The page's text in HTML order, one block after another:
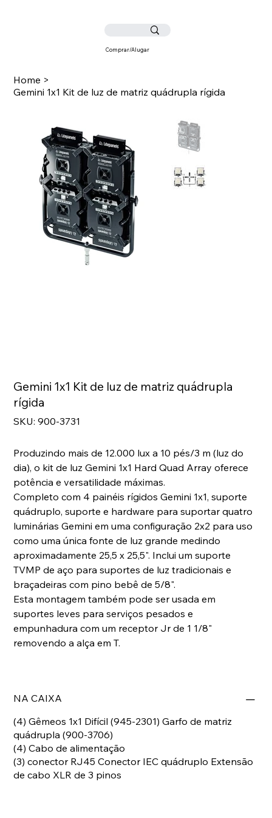
Comprar/Alugar
Home >
Gemini 1x1 Kit de luz de matriz quádrupla rígida
Gemini 1x1 Kit de luz de matriz quádrupla
rígida
SKU: SKU
900-
900-3731
Produzindo mais de 12.000 lux a 10 pés/3 m (luz do
dia), o kit de luz Gemini 1x1 Hard Quad Array oferece
potência e versatilidade máximas.
Completo com 4 painéis rígidos Gemini 1x1, suporte
quádruplo, suporte e hardware para suportar quatro
luminárias Gemini em uma configuração 2x2 para uso
como uma única fonte de luz grande medindo
aproximadamente 25,5 x 25,5". Inclui um suporte
TVMP de aço para suportes de luz tradicionais e
braçadeiras com pino bebê de 5/8".
Esta montagem também pode ser usada em
suportes leves para serviços pesados ​​e
empunhadura com um receptor Jr de 1 1/8"
removendo a alça em T.
NA CAIXA
(4) Gêmeos 1x1 Difícil (945-2301) Garfo de matriz
quádrupla (900-3706)
(4) Cabo de alimentação
(3) conector RJ45 Conector IEC quádruplo Extensão
de cabo XLR de 3 pinos